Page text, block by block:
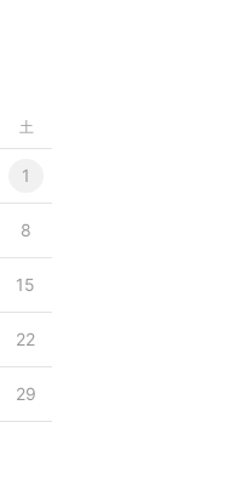
土
1
8
15
22
29